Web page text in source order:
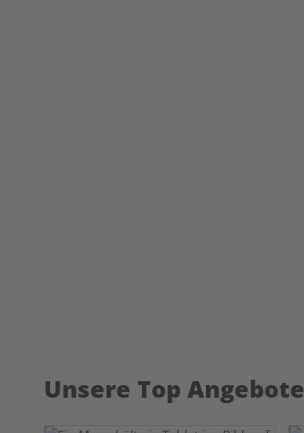
Unsere Top Angebote